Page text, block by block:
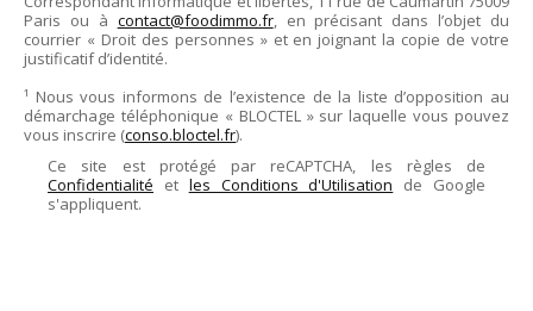
Paris ou à contact@foodimmo.fr, en précisant dans l’objet du
courrier « Droit des personnes » et en joignant la copie de votre
justificatif d’identité.
¹ Nous vous informons de l’existence de la liste d’opposition au
démarchage téléphonique « BLOCTEL » sur laquelle vous pouvez
vous inscrire (conso.bloctel.fr).
Ce site est protégé par reCAPTCHA, les règles de
Confidentialité et les Conditions d'Utilisation de Google
s'appliquent.